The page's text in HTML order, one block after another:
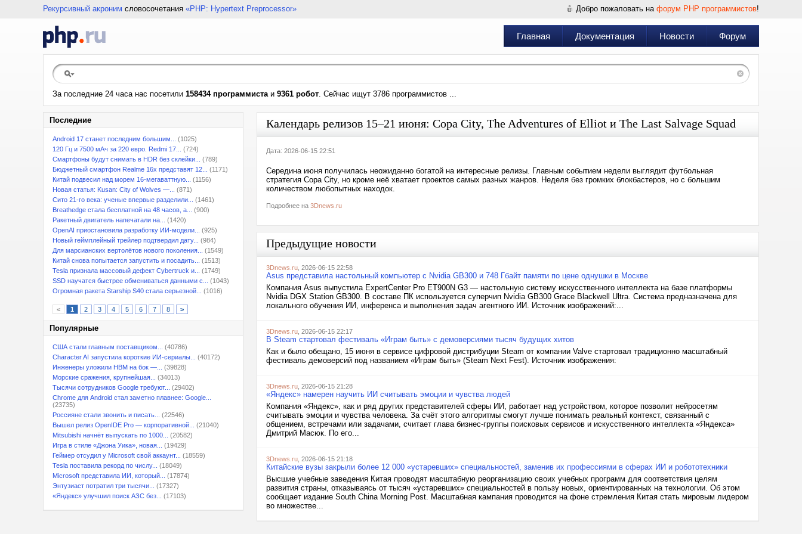
Рекурсивный акроним словосочетания «PHP: Hypertext Preprocessor» Добро пожаловать на форум PHP программистов!
Главная Документация Новости Форум
За последние 24 часа нас посетили 158434 программистаи 9361 робот. Сейчас ищут 3786 программистов ...
Последние
Android 17 станет последним большим...
(1025)
120 Гц и 7500 мАч за 220 евро. Redmi 17...
(724)
Смартфоны будут снимать в HDR без склейки...
(789)
Бюджетный смартфон Realme 16x представят 12...
(1171)
Китай подвесил над морем 16-мегаваттную...
(1156)
Новая статья: Kusan: City of Wolves —...
(871)
Сито 21-го века: ученые впервые разделили...
(1461)
Breathedge стала бесплатной на 48 часов, а...
(900)
Ракетный двигатель напечатали на...
(1420)
OpenAI приостановила разработку ИИ-модели...
(925)
Новый геймплейный трейлер подтвердил дату...
(984)
Для марсианских вертолётов нового поколения...
(1549)
Китай снова попытается запустить и посадить...
(1513)
Tesla признала массовый дефект Cybertruck и...
(1749)
SSD научатся быстрее обмениваться данными с...
(1043)
Огромная ракета Starship S40 стала серьезной...
(1016)
< 1 2 3 4 5 6 7 8 >
Популярные
США стали главным поставщиком...
(40786)
Character.AI запустила короткие ИИ-сериалы...
(40172)
Инженеры уложили HBM на бок —...
(39828)
Морские сражения, крупнейшая...
(34013)
Тысячи сотрудников Google требуют...
(29402)
Chrome для Android стал заметно плавнее: Google...
(23735)
Россияне стали звонить и писать...
(22546)
Вышел релиз OpenIDE Pro — корпоративной...
(21040)
Mitsubishi начнёт выпускать по 1000...
(20582)
Игра в стиле «Джона Уика», новая...
(19429)
Геймер отсудил у Microsoft свой аккаунт...
(18559)
Tesla поставила рекорд по числу...
(18049)
Microsoft представила ИИ, который...
(17874)
Энтузиаст потратил три тысячи...
(17327)
«Яндекс» улучшил поиск АЗС без...
(17103)
Календарь релизов 15–21 июня: Copa City, The Adventures of Elliot и The Last Salvage Squad
Дата: 2026-06-15 22:51
Середина июня получилась неожиданно богатой на интересные релизы. Главным событием недели выглядит футбольная
стратегия Copa City, но кроме неё хватает проектов самых разных жанров. Неделя без громких блокбастеров, но с большим
количеством любопытных находок.
Подробнее на 3Dnews.ru
Предыдущие новости
3Dnews.ru , 2026-06-15 22:58
Asus представила настольный компьютер с Nvidia GB300 и 748 Гбайт памяти по цене однушки в Москве
Компания Asus выпустила ExpertCenter Pro ET900N G3 — настольную систему искусственного интеллекта на базе платформы
Nvidia DGX Station GB300. В составе ПК используется суперчип Nvidia GB300 Grace Blackwell Ultra. Система предназначена для
локального обучения ИИ, инференса и выполнения задач агентного ИИ. Источник изображений:...
3Dnews.ru , 2026-06-15 22:17
В Steam стартовал фестиваль «Играм быть» с демоверсиями тысяч будущих хитов
Как и было обещано, 15 июня в сервисе цифровой дистрибуции Steam от компании Valve стартовал традиционно масштабный
фестиваль демоверсий под названием «Играм быть» (Steam Next Fest). Источник изображения:
3Dnews.ru , 2026-06-15 21:28
«Яндекс» намерен научить ИИ считывать эмоции и чувства людей
Компания «Яндекс», как и ряд других представителей сферы ИИ, работает над устройством, которое позволит нейросетям
считывать эмоции и чувства человека. За счёт этого алгоритмы смогут лучше понимать реальный контекст, связанный с
общением, встречами или задачами, считает глава бизнес-группы поисковых сервисов и искусственного интеллекта «Яндекса»
Дмитрий Масюк. По его...
3Dnews.ru , 2026-06-15 21:18
Китайские вузы закрыли более 12 000 «устаревших» специальностей, заменив их профессиями в сферах ИИ и робототехники
Высшие учебные заведения Китая проводят масштабную реорганизацию своих учебных программ для соответствия целям
развития страны, отказываясь от тысяч «устаревших» специальностей в пользу новых, ориентированных на технологии. Об этом
сообщает издание South China Morning Post. Масштабная кампания проводится на фоне стремления Китая стать мировым лидером
во множестве...